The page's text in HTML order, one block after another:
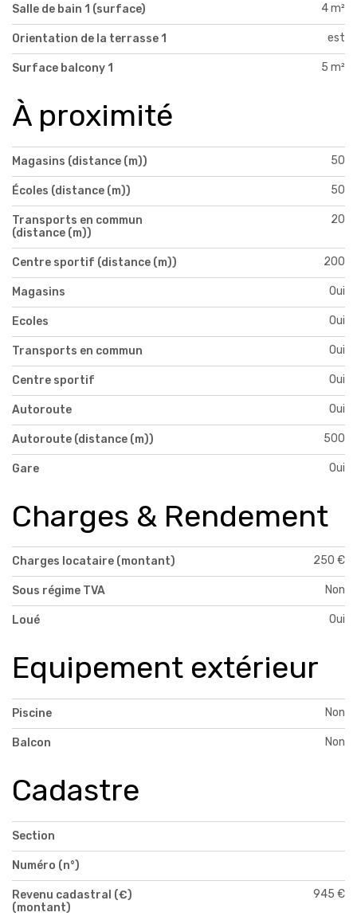
Salle de bain 1 (surface) 4 m²
Orientation de la terrasse 1 est
Surface balcony 1 5 m²
À proximité
Magasins (distance (m)) 50
Écoles (distance (m)) 50
Transports en commun
(distance (m))
20
Centre sportif (distance (m)) 200
Magasins Oui
Ecoles Oui
Transports en commun Oui
Centre sportif Oui
Autoroute Oui
Autoroute (distance (m)) 500
Gare Oui
Charges & Rendement
Charges locataire (montant) 250 €
Sous régime TVA Non
Loué Oui
Equipement extérieur
Piscine Non
Balcon Non
Cadastre
Section
Numéro (n°)
Revenu cadastral (€)
(montant)
945 €